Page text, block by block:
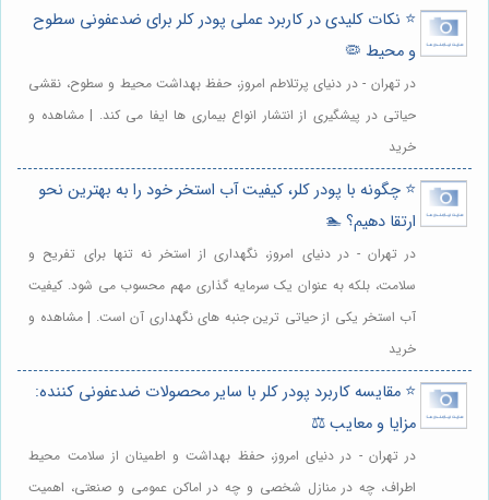
⭐️ نکات کلیدی در کاربرد عملی پودر کلر برای ضدعفونی سطوح
و محیط 🦠
در تهران - در دنیای پرتلاطم امروز، حفظ بهداشت محیط و سطوح، نقشی
حیاتی در پیشگیری از انتشار انواع بیماری ها ایفا می کند. | مشاهده و
خرید
⭐️ چگونه با پودر کلر، کیفیت آب استخر خود را به بهترین نحو
ارتقا دهیم؟ 🏊
در تهران - در دنیای امروز، نگهداری از استخر نه تنها برای تفریح و
سلامت، بلکه به عنوان یک سرمایه گذاری مهم محسوب می شود. کیفیت
آب استخر یکی از حیاتی ترین جنبه های نگهداری آن است. | مشاهده و
خرید
⭐️ مقایسه کاربرد پودر کلر با سایر محصولات ضدعفونی کننده:
مزایا و معایب ⚖️
در تهران - در دنیای امروز، حفظ بهداشت و اطمینان از سلامت محیط
اطراف، چه در منازل شخصی و چه در اماکن عمومی و صنعتی، اهمیت